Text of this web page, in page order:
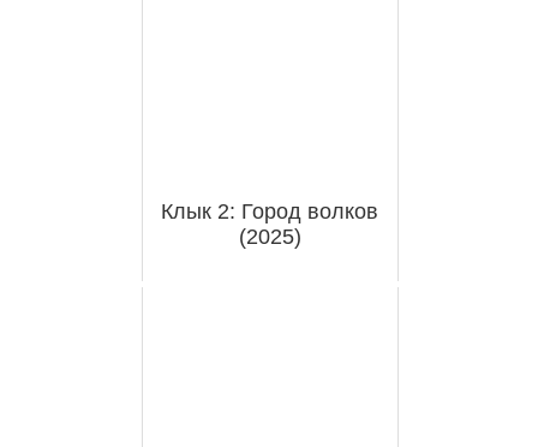
Клык 2: Город волков
(2025)